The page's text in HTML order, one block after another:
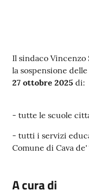
Seguici
su
Contenuto
Il sindaco Vincenzo
la sospensione
27 ottobre 2025 di:
- tutte le scuole
- tutti i servizi
Comune di Cava
A cura di